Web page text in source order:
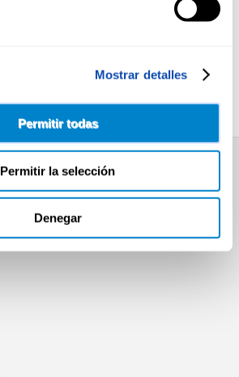
Mostrar detalles
Permitir todas
Permitir la selección
Denegar
CASA TARRADELLAS